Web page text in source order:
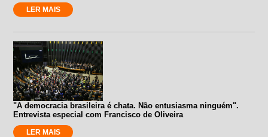
LER MAIS
"A democracia brasileira é chata. Não entusiasma ninguém".
Entrevista especial com Francisco de Oliveira
LER MAIS